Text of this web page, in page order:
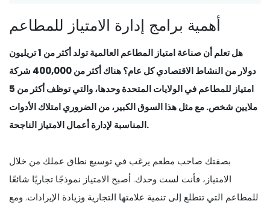
أهمية برامج إدارة الامتياز للمطاعم
هل تعلم أن صناعة امتياز المطاعم العالمية تولد أكثر من 1 تريليون
دولار من النشاط الاقتصادي كل عام؟ هناك أكثر من 400,000
شركة
امتياز للمطاعم
في الولايات المتحدة وحدها، والتي توظف أكثر من 5
ملايين شخص. مع مثل هذا السوق الكبير، من الضروري امتلاك الأدوات
المناسبة لإدارة أعمال الامتياز الناجحة.
بصفتك صاحب مطعم يرغب في توسيع نطاق عملك من خلال
الامتياز، فأنت لست وحدك. أصبح الامتياز نموذجًا تجاريًا شائعًا
للمطاعم التي تتطلع إلى تنمية علامتها التجارية وزيادة الإيرادات. ومع